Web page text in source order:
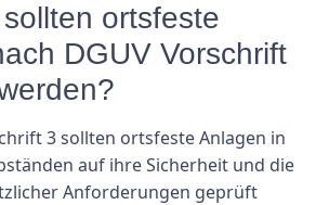
ortsfeste
DGUV Vorschrift
3 sollten ortsfeste Anlagen in
auf ihre Sicherheit und die
Anforderungen geprüft